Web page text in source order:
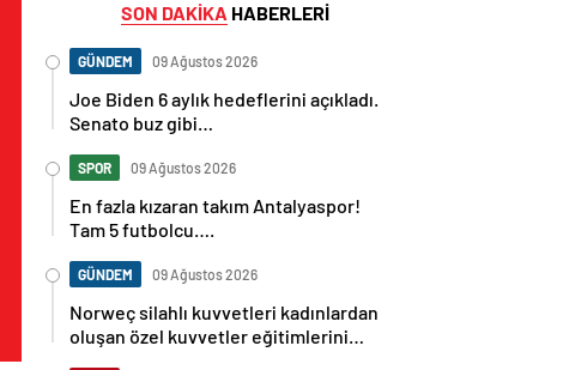
SON DAKİKA HABERLERİ
GÜNDEM 09 Ağustos 2026
Joe Biden 6 aylık hedeflerini açıkladı.
Senato buz gibi…
SPOR 09 Ağustos 2026
En fazla kızaran takım Antalyaspor!
Tam 5 futbolcu….
GÜNDEM 09 Ağustos 2026
Norweç silahlı kuvvetleri kadınlardan
oluşan özel kuvvetler eğitimlerini